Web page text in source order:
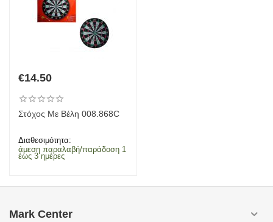
€14.50
Στόχος Με Βέλη 008.868C
Διαθεσιμότητα:
άμεση παραλαβή/παράδοση 1
έως 3 ημέρες
Mark Center